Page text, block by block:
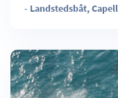
- Landstedsbåt,